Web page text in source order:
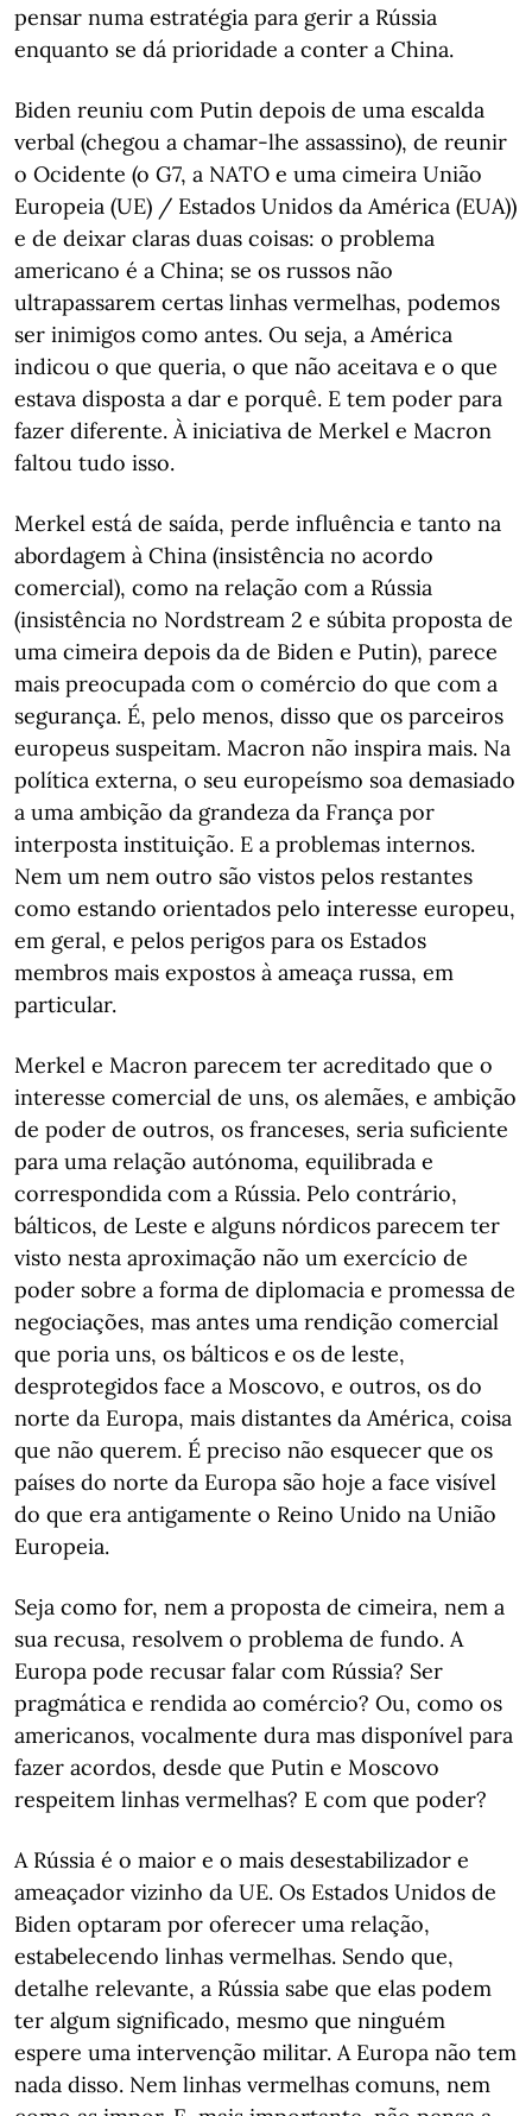
pensar numa estratégia para gerir a Rússia
enquanto se dá prioridade a conter a China.
Biden reuniu com Putin depois de uma escalda
verbal (chegou a chamar-lhe assassino), de reunir
o Ocidente (o G7, a NATO e uma cimeira União
Europeia (UE) / Estados Unidos da América (EUA))
e de deixar claras duas coisas: o problema
americano é a China; se os russos não
ultrapassarem certas linhas vermelhas, podemos
ser inimigos como antes. Ou seja, a América
indicou o que queria, o que não aceitava e o que
estava disposta a dar e porquê. E tem poder para
fazer diferente. À iniciativa de Merkel e Macron
faltou tudo isso.
Merkel está de saída, perde influência e tanto na
abordagem à China (insistência no acordo
comercial), como na relação com a Rússia
(insistência no Nordstream 2 e súbita proposta de
uma cimeira depois da de Biden e Putin), parece
mais preocupada com o comércio do que com a
segurança. É, pelo menos, disso que os parceiros
europeus suspeitam. Macron não inspira mais. Na
política externa, o seu europeísmo soa demasiado
a uma ambição da grandeza da França por
interposta instituição. E a problemas internos.
Nem um nem outro são vistos pelos restantes
como estando orientados pelo interesse europeu,
em geral, e pelos perigos para os Estados
membros mais expostos à ameaça russa, em
particular.
Merkel e Macron parecem ter acreditado que o
interesse comercial de uns, os alemães, e ambição
de poder de outros, os franceses, seria suficiente
para uma relação autónoma, equilibrada e
correspondida com a Rússia. Pelo contrário,
bálticos, de Leste e alguns nórdicos parecem ter
visto nesta aproximação não um exercício de
poder sobre a forma de diplomacia e promessa de
negociações, mas antes uma rendição comercial
que poria uns, os bálticos e os de leste,
desprotegidos face a Moscovo, e outros, os do
norte da Europa, mais distantes da América, coisa
que não querem. É preciso não esquecer que os
países do norte da Europa são hoje a face visível
do que era antigamente o Reino Unido na União
Europeia.
Seja como for, nem a proposta de cimeira, nem a
sua recusa, resolvem o problema de fundo. A
Europa pode recusar falar com Rússia? Ser
pragmática e rendida ao comércio? Ou, como os
americanos, vocalmente dura mas disponível para
fazer acordos, desde que Putin e Moscovo
respeitem linhas vermelhas? E com que poder?
A Rússia é o maior e o mais desestabilizador e
ameaçador vizinho da UE. Os Estados Unidos de
Biden optaram por oferecer uma relação,
estabelecendo linhas vermelhas. Sendo que,
detalhe relevante, a Rússia sabe que elas podem
ter algum significado, mesmo que ninguém
espere uma intervenção militar. A Europa não tem
nada disso. Nem linhas vermelhas comuns, nem